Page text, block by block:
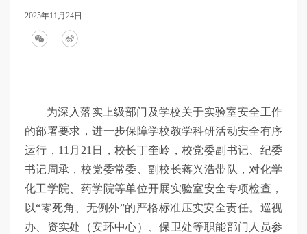
2025年11月24日
为深入落实上级部门及学校关于实验室安全工作
的部署要求，进一步保障学校教学科研活动安全有序
运行，11月21日，校长丁奎岭，校党委副书记、纪委
书记周承，校党委常委、副校长蒋兴浩带队，对化学
化工学院、药学院等单位开展实验室安全专项检查，
以“零死角、无例外”的严格标准压实安全责任。巡视
办、资实处（安环中心）、保卫处等职能部门人员参